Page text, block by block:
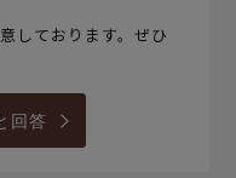
しております。ぜひ
回答